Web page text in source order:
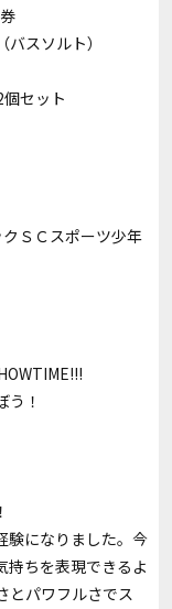
スソルト）
セット
ＳＣスポーツ少年
う！
験になりました。今
持ちを表現できるよ
とパワフルさでス